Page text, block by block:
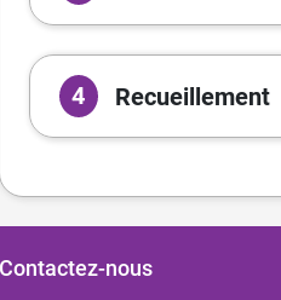
4 Recueillement
Contactez-nous